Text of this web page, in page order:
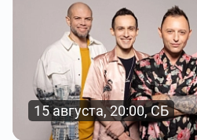
15 августа, 20:00, СБ